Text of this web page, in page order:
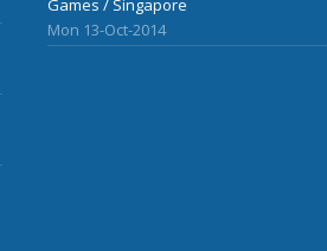
Games / Singapore
Mon 13-Oct-2014